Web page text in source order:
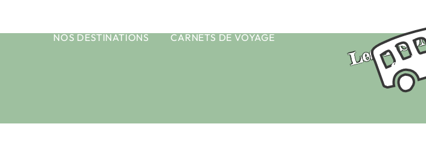
NOS DESTINATIONS CARNETS DE VOYAGE Les on